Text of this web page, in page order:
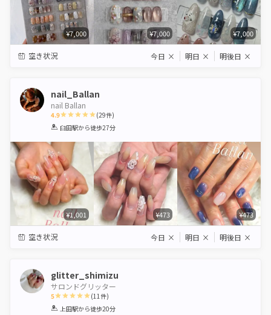
¥7,000 ¥7,000 ¥7,000
空き状況 今日 × 明日 × 明後日 ×
nail_Ballan
nail Ballan
4.9
1 2 3 4 5
(29件)
臼田駅から徒歩27分
¥1,001 ¥473 ¥473
空き状況 今日 × 明日 × 明後日 ×
glitter_shimizu
サロンドグリッター
5
1 2 3 4 5
(11件)
上田駅から徒歩20分